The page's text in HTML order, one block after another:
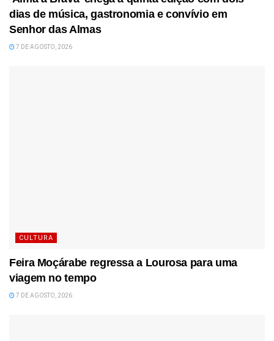
dias de música, gastronomia e convívio em
Senhor das Almas
7 DE AGOSTO, 2026
CULTURA
Feira Moçárabe regressa a Lourosa para uma
viagem no tempo
7 DE AGOSTO, 2026